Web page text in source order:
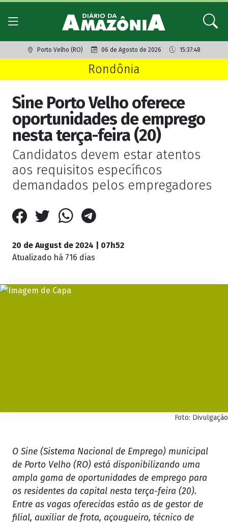
Porto Velho (RO) 06 de Agosto de 2026 15:37:48
Rondônia
Sine Porto Velho oferece
oportunidades de emprego
nesta terça-feira (20)
Candidatos devem estar atentos
aos requisitos específicos
demandados pelos empregadores
20 de August de 2024 | 07h52
Atualizado há 716 dias
Foto: Divulgação
O Sine (Sistema Nacional de Emprego) municipal
de Porto Velho (RO) está disponibilizando uma
ampla gama de oportunidades de emprego para
os residentes da capital nesta terça-feira (20).
Entre as vagas oferecidas estão as de gestor de
filial, auxiliar de frota, açougueiro, técnico de